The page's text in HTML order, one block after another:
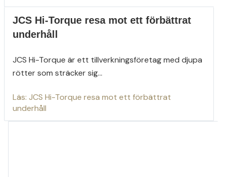
JCS Hi-Torque resa mot ett förbättrat
underhåll
JCS Hi-Torque är ett tillverkningsföretag med djupa
rötter som sträcker sig...
Läs: JCS Hi-Torque resa mot ett förbättrat
underhåll